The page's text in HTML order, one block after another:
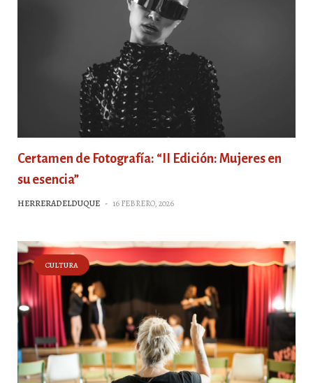
Certamen de Fotografía: “II Edición: Mujeres en
su esencia”
HERRERADELDUQUE - 16 FEBRERO, 2026
CULTURA